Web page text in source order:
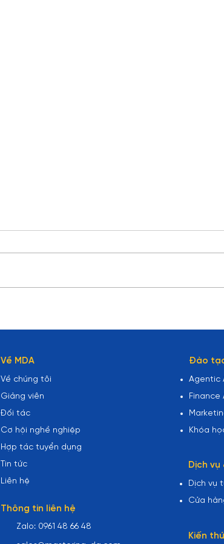
Logistics kể chuyện chiến
Về MDA
Về chúng tôi
Giảng viên
Đối tác
Cơ hội nghề nghiệp
Hợp tác tuyển dụng
Tin tức
Liên hệ
Thông tin liên hệ
Zalo: 0961 48 66 48
Đào
Agentic
Finance
Khóa
Dịch vụ
Dịch vụ
Cửa
Kiến